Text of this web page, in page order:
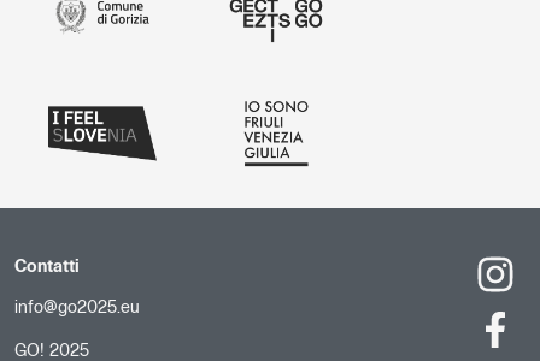
Contatti
info@go2025.eu
GO! 2025